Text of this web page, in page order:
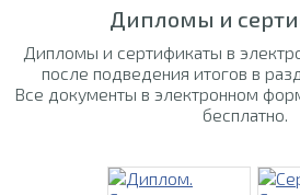
Дипломы и
Дипломы и сертификаты в
после подведения итогов в
Все документы в электронном
бесплатно.